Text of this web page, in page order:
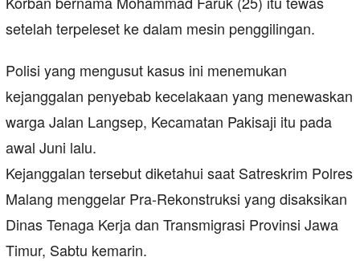
setelah terpeleset ke dalam mesin penggilingan.
Polisi yang mengusut kasus ini menemukan
kejanggalan penyebab kecelakaan yang menewaskan
warga Jalan Langsep, Kecamatan Pakisaji itu pada
awal Juni lalu.
Kejanggalan tersebut diketahui saat Satreskrim Polres
Malang menggelar Pra-Rekonstruksi yang disaksikan
Dinas Tenaga Kerja dan Transmigrasi Provinsi Jawa
Timur, Sabtu kemarin.